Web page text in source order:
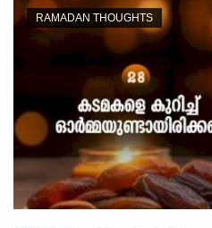
RAMADAN THOUGHTS